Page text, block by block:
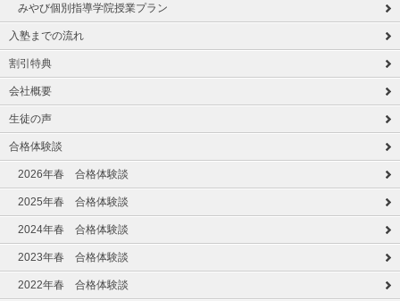
みやび個別指導学院授業プラン
入塾までの流れ
割引特典
会社概要
生徒の声
合格体験談
2026年春 合格体験談
2025年春 合格体験談
2024年春 合格体験談
2023年春 合格体験談
2022年春 合格体験談